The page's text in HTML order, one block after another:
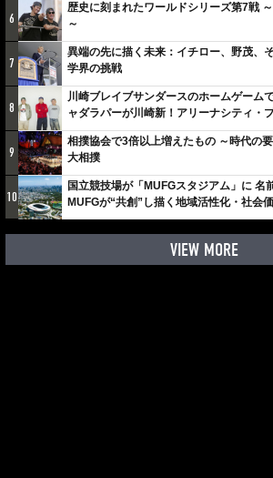
6
歴史に刻まれたワールドシリーズ第7戦
～
7
異端の先に描く未来：イチロー、野茂、
学界の挑戦
8
川崎ブレイブサンダースのホームゲーム
ャダラパーが川崎新！アリーナシティ・
しみでしかないでしょ。川崎は、ずっと
9
相撲協会で3倍以上増えたもの ～時代の
大相撲
10
国立競技場が「MUFGスタジアム」に
MUFGが“共創”し描く地域活性化・社会
VIEW MORE